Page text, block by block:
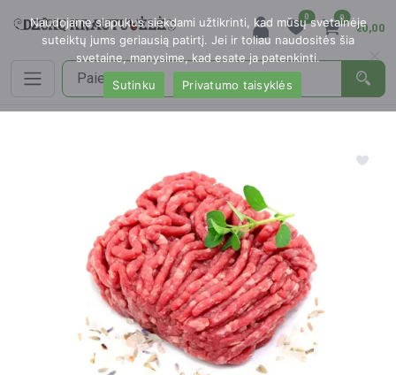
0 0
€0,00
Naudojame slapukus siekdami užtikrinti, kad mūsų svetainėje
suteiktų jums geriausią patirtį. Jei ir toliau naudositės šia
svetaine, manysime, kad esate ja patenkinti.
Sutinku
Privatumo taisyklės